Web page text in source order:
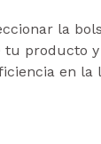
la
tu producto
en la